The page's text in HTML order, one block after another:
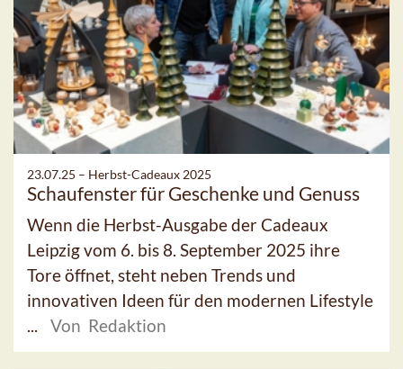
23.07.25 – Herbst-Cadeaux 2025
Schaufenster für Geschenke und Genuss
Wenn die Herbst-Ausgabe der Cadeaux
Leipzig vom 6. bis 8. September 2025 ihre
Tore öffnet, steht neben Trends und
innovativen Ideen für den modernen Lifestyle
...
Von Redaktion